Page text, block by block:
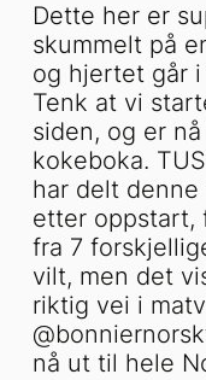
Dette her er
skummelt på
og hjertet går
Tenk at vi
siden, og er
kokeboka.
har delt denne
etter oppstart,
fra 7
vilt, men det
riktig vei i
nå ut til hele